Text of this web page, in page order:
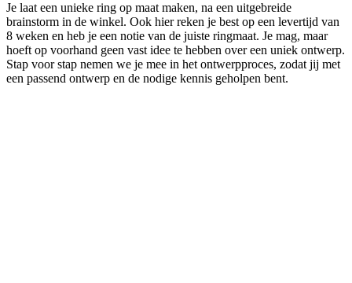
Je laat een unieke ring op maat maken, na een uitgebreide
brainstorm in de winkel. Ook hier reken je best op een levertijd van
8 weken en heb je een notie van de juiste ringmaat. Je mag, maar
hoeft op voorhand geen vast idee te hebben over een uniek ontwerp.
Stap voor stap nemen we je mee in het ontwerpproces, zodat jij met
een passend ontwerp en de nodige kennis geholpen bent.